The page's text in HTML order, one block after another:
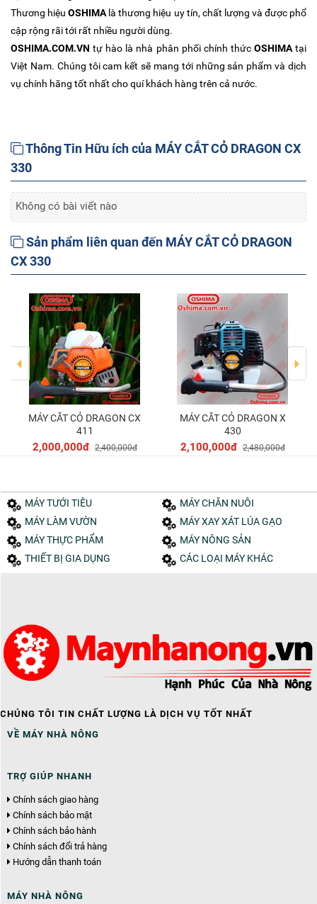
Thương hiệu OSHIMA là thương hiệu uy tín, chất lượng và được phổ
cập rộng rãi tới rất nhiều người dùng.
OSHIMA.COM.VN tự hào là nhà phân phối chính thức OSHIMAtại
Việt Nam. Chúng tôi cam kết sẽ mang tới những sản phẩm và dịch
vụ chính hãng tốt nhất cho quí khách hàng trên cả nước.
Thông Tin Hữu ích của MÁY CẮT CỎ DRAGON CX
330
Không có bài viết nào
Sản phẩm liên quan đến MÁY CẮT CỎ DRAGON
CX 330
Thêm vào giỏ
MÁY CẮT CỎ DRAGON CX
411
2,000,000đ 2,400,000đ
Thêm vào giỏ
MÁY CẮT CỎ DRAGON X
430
2,100,000đ 2,480,000đ
MÁY TƯỚI TIÊU
MÁY CHĂN NUÔI
MÁY LÀM VƯỜN
MÁY XAY XÁT LÚA GẠO
MÁY THỰC PHẨM
MÁY NÔNG SẢN
THIẾT BỊ GIA DỤNG
CÁC LOẠI MÁY KHÁC
CHÚNG TÔI TIN CHẤT LƯỢNG LÀ DỊCH VỤ TỐT NHẤT
VỀ MÁY NHÀ NÔNG
TRỢ GIÚP NHANH
Chính sách giao hàng
Chính sách bảo mật
Chính sách bảo hành
Chính sách đổi trả hàng
Hướng dẫn thanh toán
MÁY NHÀ NÔNG